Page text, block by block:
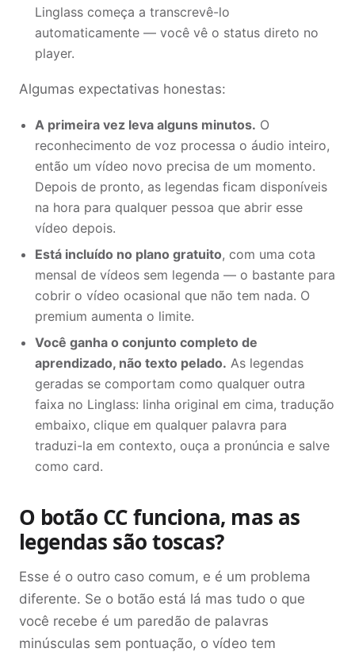
Linglass começa a transcrevê-lo
automaticamente — você vê o status direto no
player.
Algumas expectativas honestas:
A primeira vez leva alguns minutos. O
reconhecimento de voz processa o áudio inteiro,
então um vídeo novo precisa de um momento.
Depois de pronto, as legendas ficam disponíveis
na hora para qualquer pessoa que abrir esse
vídeo depois.
Está incluído no plano gratuito, com uma cota
mensal de vídeos sem legenda — o bastante para
cobrir o vídeo ocasional que não tem nada. O
premium aumenta o limite.
Você ganha o conjunto completo de
aprendizado, não texto pelado. As legendas
geradas se comportam como qualquer outra
faixa no Linglass: linha original em cima, tradução
embaixo, clique em qualquer palavra para
traduzi-la em contexto, ouça a pronúncia e salve
como card.
O botão CC funciona, mas as
legendas são toscas?
Esse é o outro caso comum, e é um problema
diferente. Se o botão está lá mas tudo o que
você recebe é um paredão de palavras
minúsculas sem pontuação, o vídeo tem